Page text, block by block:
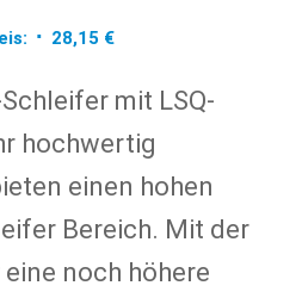
28,15 €Aktueller
28,15 €.
mit LSQ-
hochwertig
einen hohen
Bereich. Mit der
noch höhere